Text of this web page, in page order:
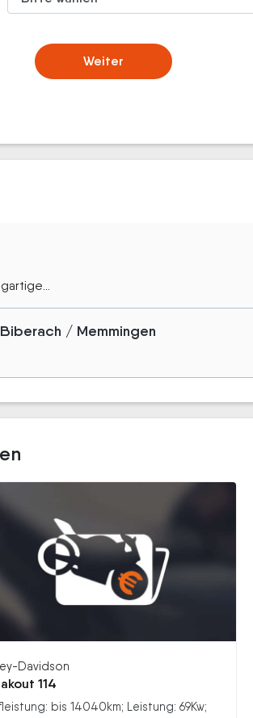
Weiter
/ Memmingen
Davidson
114
bis 14040km; Leistung: 69Kw;